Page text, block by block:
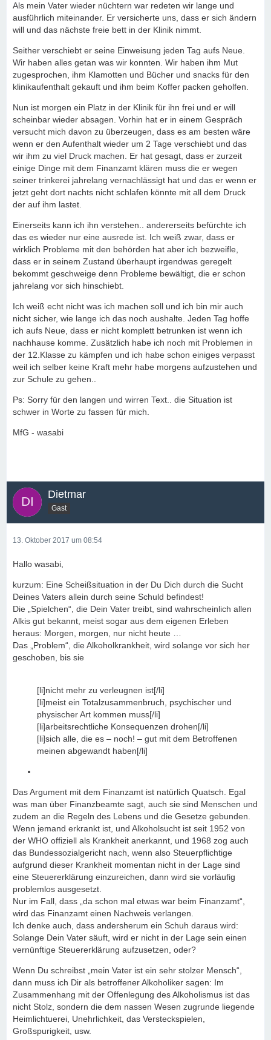
Als mein Vater wieder nüchtern war redeten wir lange und
ausführlich miteinander. Er versicherte uns, dass er sich ändern
will und das nächste freie bett in der Klinik nimmt.
Seither verschiebt er seine Einweisung jeden Tag aufs Neue.
Wir haben alles getan was wir konnten. Wir haben ihm Mut
zugesprochen, ihm Klamotten und Bücher und snacks für den
klinikaufenthalt gekauft und ihm beim Koffer packen geholfen.
Nun ist morgen ein Platz in der Klinik für ihn frei und er will
scheinbar wieder absagen. Vorhin hat er in einem Gespräch
versucht mich davon zu überzeugen, dass es am besten wäre
wenn er den Aufenthalt wieder um 2 Tage verschiebt und das
wir ihm zu viel Druck machen. Er hat gesagt, dass er zurzeit
einige Dinge mit dem Finanzamt klären muss die er wegen
seiner trinkerei jahrelang vernachlässigt hat und das er wenn er
jetzt geht dort nachts nicht schlafen könnte mit all dem Druck
der auf ihm lastet.
Einerseits kann ich ihn verstehen.. andererseits befürchte ich
das es wieder nur eine ausrede ist. Ich weiß zwar, dass er
wirklich Probleme mit den behörden hat aber ich bezweifle,
dass er in seinem Zustand überhaupt irgendwas geregelt
bekommt geschweige denn Probleme bewältigt, die er schon
jahrelang vor sich hinschiebt.
Ich weiß echt nicht was ich machen soll und ich bin mir auch
nicht sicher, wie lange ich das noch aushalte. Jeden Tag hoffe
ich aufs Neue, dass er nicht komplett betrunken ist wenn ich
nachhause komme. Zusätzlich habe ich noch mit Problemen in
der 12.Klasse zu kämpfen und ich habe schon einiges verpasst
weil ich selber keine Kraft mehr habe morgens aufzustehen und
zur Schule zu gehen..
Ps: Sorry für den langen und wirren Text.. die Situation ist
schwer in Worte zu fassen für mich.
MfG - wasabi
Dietmar
Gast
13. Oktober 2017 um 08:54
Hallo wasabi,
kurzum: Eine Scheißsituation in der Du Dich durch die Sucht
Deines Vaters allein durch seine Schuld befindest!
Die „Spielchen“, die Dein Vater treibt, sind wahrscheinlich allen
Alkis gut bekannt, meist sogar aus dem eigenen Erleben
heraus: Morgen, morgen, nur nicht heute …
Das „Problem“, die Alkoholkrankheit, wird solange vor sich her
geschoben, bis sie
[li]nicht mehr zu verleugnen ist[/li]
[li]meist ein Totalzusammenbruch, psychischer und
physischer Art kommen muss[/li]
[li]arbeitsrechtliche Konsequenzen drohen[/li]
[li]sich alle, die es – noch! – gut mit dem Betroffenen
meinen abgewandt haben[/li]
Das Argument mit dem Finanzamt ist natürlich Quatsch. Egal
was man über Finanzbeamte sagt, auch sie sind Menschen und
zudem an die Regeln des Lebens und die Gesetze gebunden.
Wenn jemand erkrankt ist, und Alkoholsucht ist seit 1952 von
der WHO offiziell als Krankheit anerkannt, und 1968 zog auch
das Bundessozialgericht nach, wenn also Steuerpflichtige
aufgrund dieser Krankheit momentan nicht in der Lage sind
eine Steuererklärung einzureichen, dann wird sie vorläufig
problemlos ausgesetzt.
Nur im Fall, dass „da schon mal etwas war beim Finanzamt“,
wird das Finanzamt einen Nachweis verlangen.
Ich denke auch, dass andersherum ein Schuh daraus wird:
Solange Dein Vater säuft, wird er nicht in der Lage sein einen
vernünftige Steuererklärung aufzusetzen, oder?
Wenn Du schreibst „mein Vater ist ein sehr stolzer Mensch“,
dann muss ich Dir als betroffener Alkoholiker sagen: Im
Zusammenhang mit der Offenlegung des Alkoholismus ist das
nicht Stolz, sondern die dem nassen Wesen zugrunde liegende
Heimlichtuerei, Unehrlichkeit, das Versteckspielen,
Großspurigkeit, usw.